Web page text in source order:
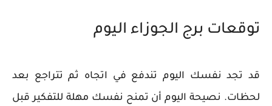
توقعات برج الجوزاء اليوم
قد تجد نفسك اليوم تندفع في اتجاه ثم تتراجع بعد
لحظات. نصيحة اليوم أن تمنح نفسك مهلة للتفكير قبل